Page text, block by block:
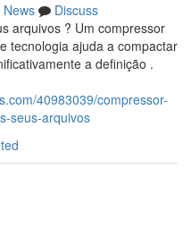
News
Discuss
arquivos ? Um compressor
tecnologia ajuda a compactar
a definição .
40983039/compressor-
seus-arquivos